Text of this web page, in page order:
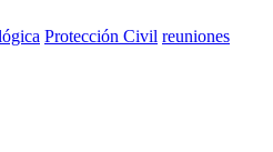
Protección Civil reuniones